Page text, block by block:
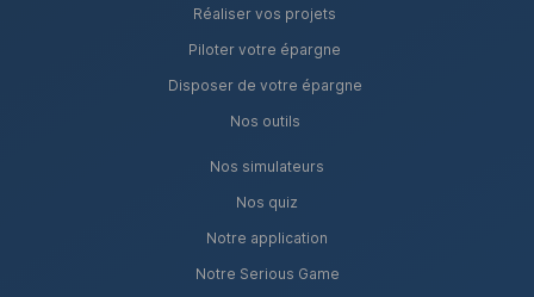
Réaliser vos projets
Piloter votre épargne
Disposer de votre épargne
Nos outils
Nos simulateurs
Nos quiz
Notre application
Notre Serious Game